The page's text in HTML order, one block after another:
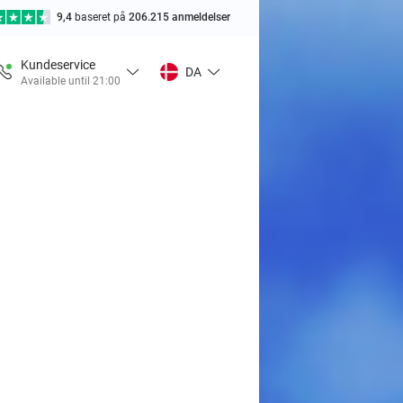
9,4 baseret på 206.215 anmeldelser
Kundeservice
Available until 21:00
DA